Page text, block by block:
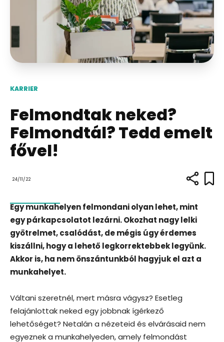
KARRIER
Felmondtak neked?
Felmondtál? Tedd emelt
fővel!
24/11/22
Egy munkahelyen felmondani olyan lehet, mint
egy párkapcsolatot lezárni. Okozhat nagy lelki
gyötrelmet, csalódást, de mégis úgy érdemes
kiszállni, hogy a lehető legkorrektebbek legyünk.
Akkor is, ha nem önszántunkból hagyjuk el azt a
munkahelyet.
Váltani szeretnél, mert másra vágysz? Esetleg
felajánlottak neked egy jobbnak ígérkező
lehetőséget? Netalán a nézeteid és elvárásaid nem
egyeznek a munkahelyeden, amely felmondást